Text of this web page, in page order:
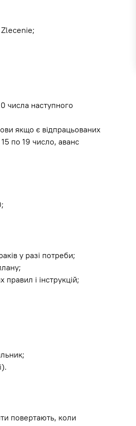
числа наступного
якщо є відпрацьованих
по 19 число, аванс
у разі потреби;
правил і інструкцій;
повертають, коли